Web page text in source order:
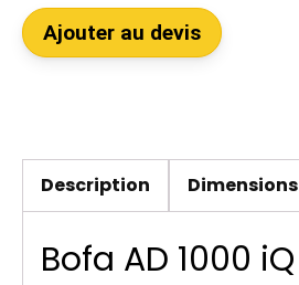
Ajouter au devis
Description Dimensions
Bofa AD 1000 iQ